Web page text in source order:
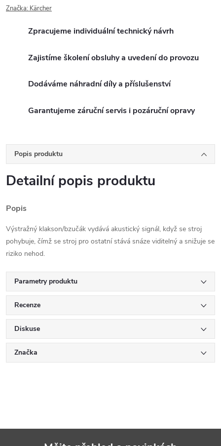
Značka: Kärcher
Zpracujeme individuální technický návrh
Zajistíme školení obsluhy a uvedení do provozu
Dodáváme náhradní díly a příslušenství
Garantujeme záruční servis i pozáruční opravy
Popis produktu
Detailní popis produktu
Popis
Výstražný klakson/bzučák vydává akustický signál, když se stroj
pohybuje, čímž se stroj pro ostatní stává snáze viditelný a snižuje se
riziko nehod.
Parametry produktu
Recenze
Diskuse
Značka